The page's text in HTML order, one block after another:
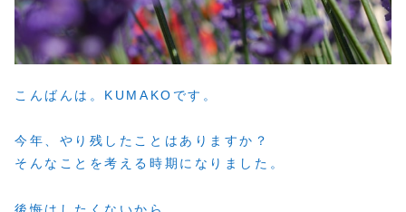
こんばんは。KUMAKOです。
今年、やり残したことはありますか？
そんなことを考える時期になりました。
後悔はしたくないから、